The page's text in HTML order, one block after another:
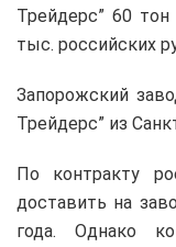
Трейдерс” 60
тыс. российских
Запорожский
Трейдерс” из
По контракту
доставить на
года. Однако